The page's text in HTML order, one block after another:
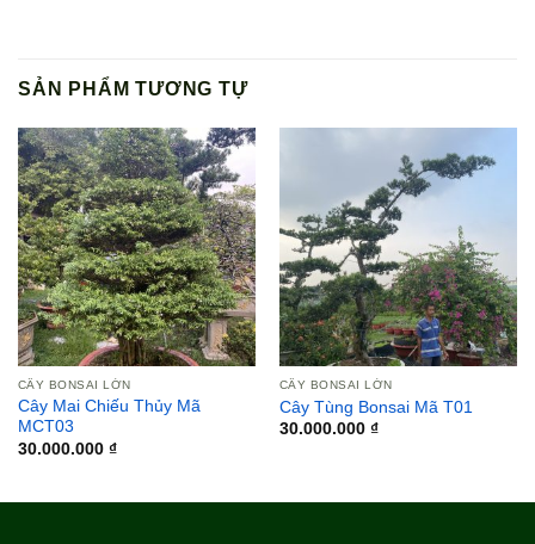
SẢN PHẨM TƯƠNG TỰ
CÂY BONSAI LỚN
Cây Mai Chiếu Thủy Mã
MCT03
30.000.000 ₫
CÂY BONSAI LỚN
Cây Tùng Bonsai Mã T01
30.000.000 ₫